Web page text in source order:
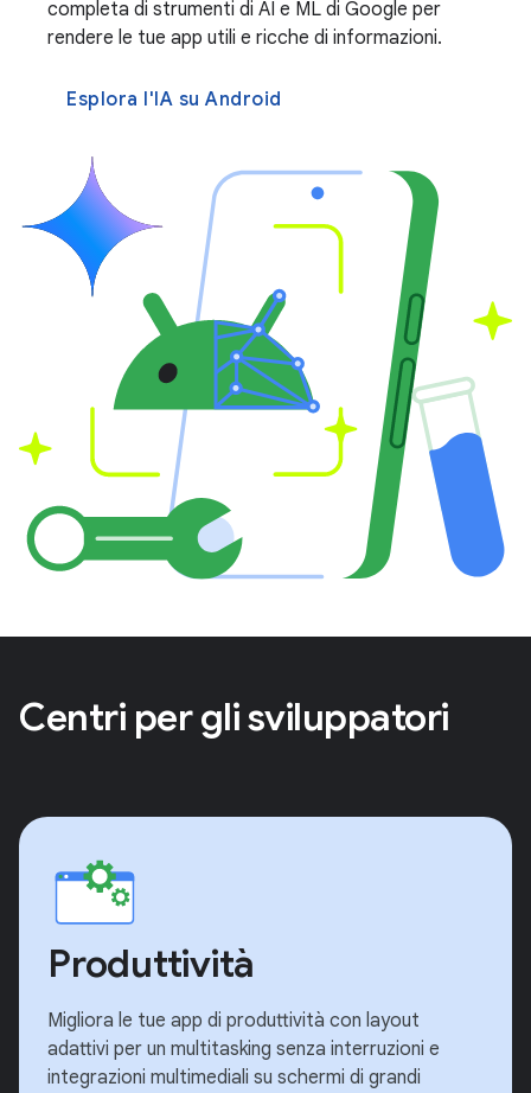
completa di strumenti di AI e ML di Google per
rendere le tue app utili e ricche di informazioni.
Esplora l'IA su Android
Centri per gli sviluppatori
Produttività
Migliora le tue app di produttività con layout
adattivi per un multitasking senza interruzioni e
integrazioni multimediali su schermi di grandi